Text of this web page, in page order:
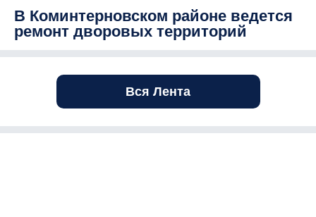
В Коминтерновском районе ведется
ремонт дворовых территорий
Вся Лента